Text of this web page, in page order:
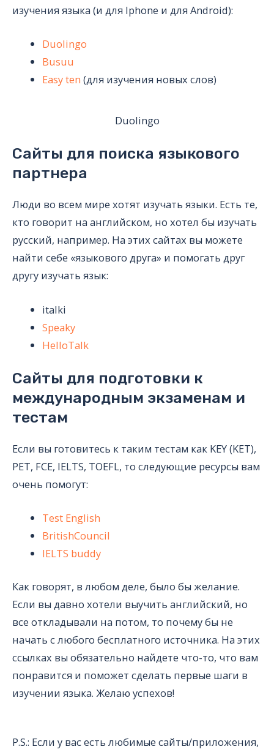
изучения языка (и для Iphone и для Android):
Duolingo
Busuu
Easy ten (для изучения новых слов)
Duolingo
Сайты для поиска языкового
партнера
Люди во всем мире хотят изучать языки. Есть те,
кто говорит на английском, но хотел бы изучать
русский, например. На этих сайтах вы можете
найти себе «языкового друга» и помогать друг
другу изучать язык:
italki
Speaky
HelloTalk
Сайты для подготовки к
международным экзаменам и
тестам
Если вы готовитесь к таким тестам как KEY (KET),
PET, FCE, IELTS, TOEFL, то следующие ресурсы вам
очень помогут:
Test English
BritishCouncil
IELTS buddy
Как говорят, в любом деле, было бы желание.
Если вы давно хотели выучить английский, но
все откладывали на потом, то почему бы не
начать с любого бесплатного источника. На этих
ссылках вы обязательно найдете что-то, что вам
понравится и поможет сделать первые шаги в
изучении языка. Желаю успехов!
P.S.: Если у вас есть любимые сайты/приложения,